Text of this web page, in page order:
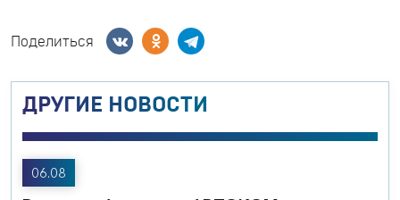
Поделиться
ДРУГИЕ НОВОСТИ
06.08